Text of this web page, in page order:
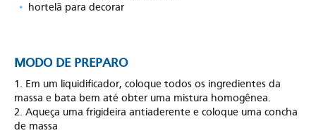
hortelã para decorar
MODO DE PREPARO
1. Em um liquidificador, coloque todos os ingredientes da
massa e bata bem até obter uma mistura homogênea.
2. Aqueça uma frigideira antiaderente e coloque uma concha
de massa